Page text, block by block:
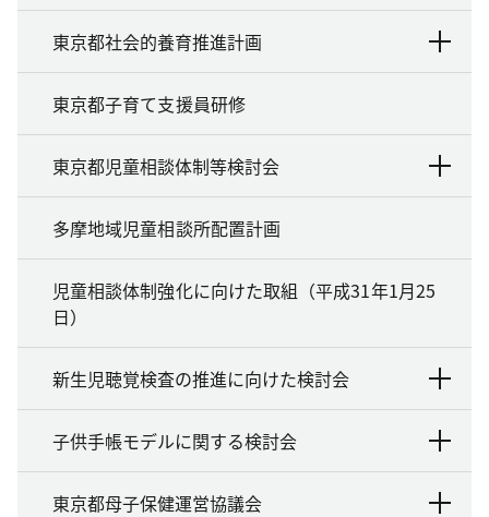
東京都社会的養育推進計画
東京都子育て支援員研修
東京都児童相談体制等検討会
多摩地域児童相談所配置計画
児童相談体制強化に向けた取組（平成31年1月25
日）
新生児聴覚検査の推進に向けた検討会
子供手帳モデルに関する検討会
東京都母子保健運営協議会